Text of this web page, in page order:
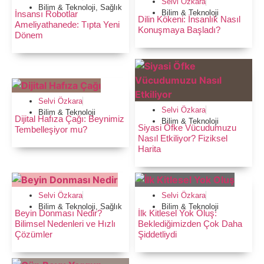
Bilim & Teknoloji Sağlık
İnsansı Robotlar
Ameliyathanede: Tıpta Yeni
Dönem
Bilim & Teknoloji
Dilin Kökeni: İnsanlık Nasıl
Konuşmaya Başladı?
Selvi Özkara
Bilim & Teknoloji
Dijital Hafıza Çağı: Beynimiz
Tembelleşiyor mu?
Selvi Özkara
Bilim & Teknoloji
Siyasi Öfke Vücudumuzu
Nasıl Etkiliyor? Fiziksel
Harita
Selvi Özkara
Bilim & Teknoloji Sağlık
Beyin Donması Nedir?
Bilimsel Nedenleri ve Hızlı
Çözümler
Selvi Özkara
Bilim & Teknoloji
İlk Kitlesel Yok Oluş:
Beklediğimizden Çok Daha
Şiddetliydi